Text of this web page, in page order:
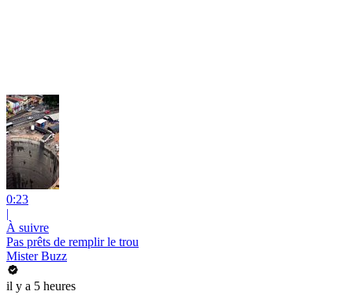
0:23
|
À suivre
Pas prêts de remplir le trou
Mister Buzz
il y a 5 heures